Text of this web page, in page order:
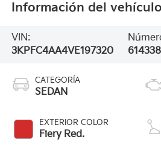
Información del vehículo
VIN:
3KPFC4AA4VE197320
614338
CATEGORÍA
SEDAN
EXTERIOR COLOR
Fiery Red.